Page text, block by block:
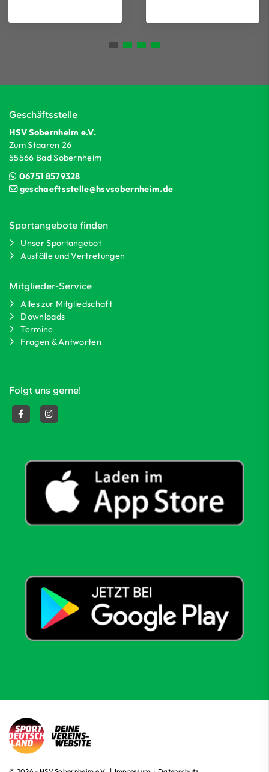
Geschäftsstelle
HSV Sobernheim e.V.
Zum Staaren 26
55566 Bad Sobernheim
06751 8579328
geschaeftsstelle@hsvsobernheim.de
Sportangebote finden
Unser Sportangebot
Ausfälle und Vertretungen
Mitglieder-Service
Alles zur Mitgliedschaft
Downloads
Termine
Fragen & Antworten
Folgt uns gerne!